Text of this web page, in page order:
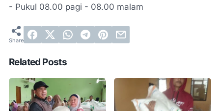
- Pukul 08.00 pagi - 08.00 malam
Related Posts